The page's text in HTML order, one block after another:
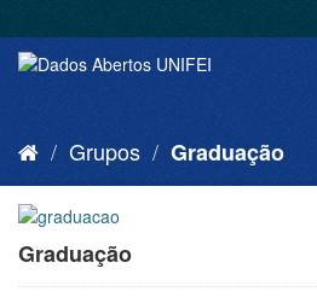
Grupos Graduação
Graduação